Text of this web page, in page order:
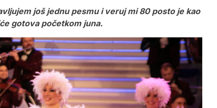
još jednu pesmu i veruj mi 80 posto je kao
gotova početkom juna.